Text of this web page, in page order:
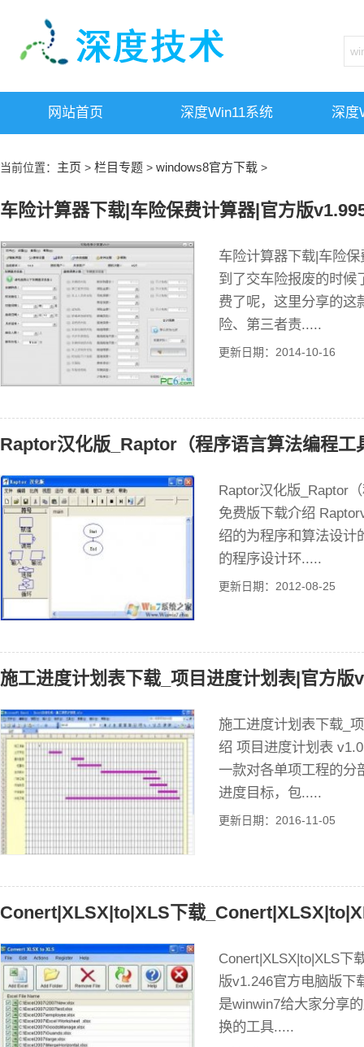
网站首页 深度win11系统 深度
当前位置： 主页 > 栏目专题 > windows8官方下载 >
车险计算器下载|车险保费计算器|官方版
车险计算器下载|车险
到了交车险报废的时候
费了呢，这里分享的这
险、第三者责.....
更新日期：2014-10-16
Raptor汉化版_Raptor（程序语言算法编程工
Raptor汉化版_Raptor
免费版下载介绍
绍的为程序和算法设计
的程序设计环.....
更新日期：2012-08-25
施工进度计划表下载_项目进度计划表|官方版
施工进度计划表下载_
绍 项目进度计划表
一款对各单项工程的分
进度目标，包.....
更新日期：2016-11-05
Conert|XLSX|to|XLS下载
Conert|XLSX|to|XLS下
版v1.246官方电脑版
是winwin7给大家分享
换的工具.....